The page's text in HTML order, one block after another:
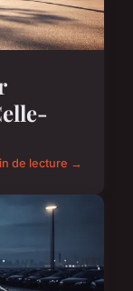
de lecture →